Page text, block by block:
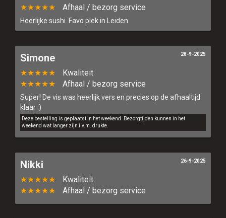
★★★★★
Afhaal / bezorg service
Heerlijke sushi. Favo plek in Leiden
Simone
★★★★★
Kwaliteit
★★★★★
Afhaal / bezorg service
Super! De vis was heerlijk vers en precies op de afhaaltijd
klaar :)
Deze bestelling is geplaatst in het weekend. Bezorgtijden kunnen in het
weekend wat langer zijn i.v.m. drukte.
28-9-2025
Nikki
★★★★★
Kwaliteit
★★★★★
Afhaal / bezorg service
26-9-2025